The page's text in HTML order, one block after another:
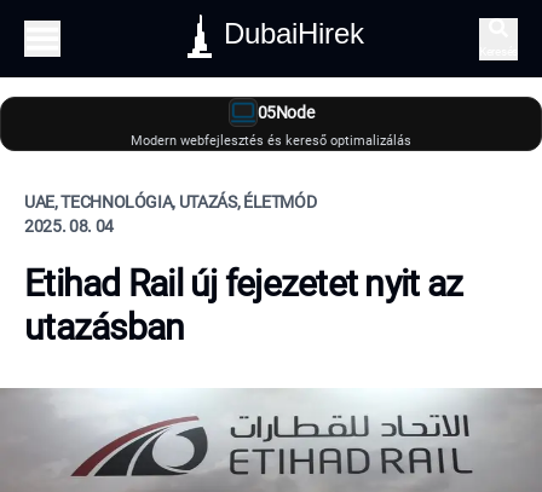
DubaiHirek
05Node
Modern webfejlesztés és kereső optimalizálás
UAE, TECHNOLÓGIA, UTAZÁS, ÉLETMÓD
2025. 08. 04
Etihad Rail új fejezetet nyit az
utazásban